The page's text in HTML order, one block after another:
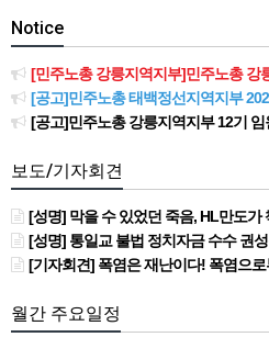
Notice
[민주노총 강릉지역지부]민주노총 강릉지역지
[공고]민주노총 태백정선지역지부 2026년
[공고]민주노총 강릉지역지부 12기 임원
보도/기자회견
[성명] 막을 수 있었던 죽음, HL만도가 책임져라 : 청년노동자 사망사
[성명] 통일교 불법 정치자금 수수 권성
[기자회견] 폭염은 재난이다! 폭염으로부터 안전한 일터를 위한 민주
월간 주요일정